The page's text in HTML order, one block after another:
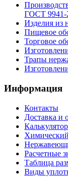
ГОСТ 9941-
Изделия из
Пищевое
Торговое
Трапы
Информация
Контакты
Доставка и
Химический
Расчетные
Таблица
Виды